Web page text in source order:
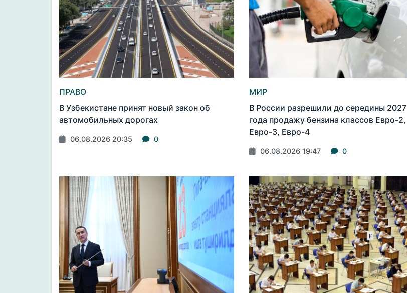
ПРАВО
В Узбекистане принят новый закон об
автомобильных дорогах
06.08.2026 20:35 0
МИР
В России разрешили до середины 2027
года продажу бензина классов Евро-2,
Евро-3, Евро-4
06.08.2026 19:47 0